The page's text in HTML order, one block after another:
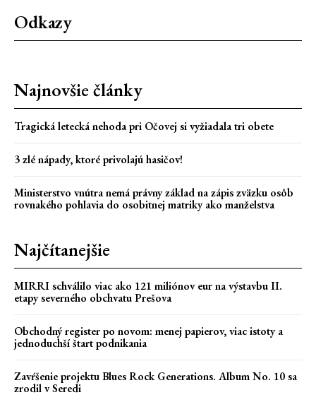
Odkazy
Najnovšie články
Tragická letecká nehoda pri Očovej si vyžiadala tri obete
3 zlé nápady, ktoré privolajú hasičov!
Ministerstvo vnútra nemá právny základ na zápis zväzku osôb
rovnakého pohlavia do osobitnej matriky ako manželstva
Najčítanejšie
MIRRI schválilo viac ako 121 miliónov eur na výstavbu II.
etapy severného obchvatu Prešova
Obchodný register po novom: menej papierov, viac istoty a
jednoduchší štart podnikania
Zavŕšenie projektu Blues Rock Generations. Album No. 10 sa
zrodil v Seredi